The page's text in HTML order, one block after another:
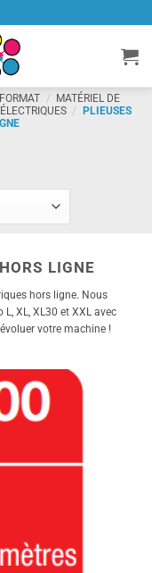
/ MATÉRIEL DE
/
PLIEUSES
LIGNE
hors ligne. Nous
XL, XL30 et XXL avec
votre machine !